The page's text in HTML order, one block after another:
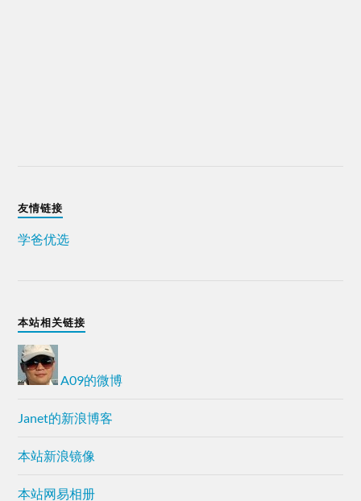
友情链接
学爸优选
本站相关链接
A09的微博
Janet的新浪博客
本站新浪镜像
本站网易相册